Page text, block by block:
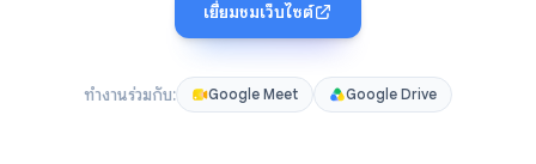
เยี่ยมชมเว็บไซต์
ทำงานร่วมกับ: Google Meet Google Drive